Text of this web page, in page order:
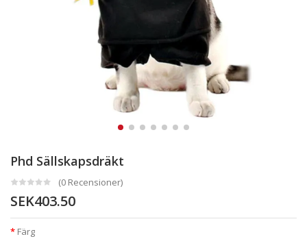
Phd Sällskapsdräkt
(0 Recensioner)
SEK403.50
Färg